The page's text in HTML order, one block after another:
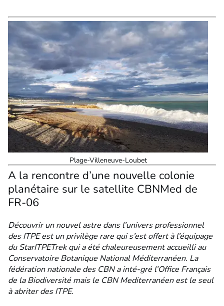
Plage-Villeneuve-Loubet
A la rencontre d’une nouvelle colonie
planétaire sur le satellite CBNMed de
FR-06
Découvrir un nouvel astre dans l’univers professionnel
des ITPE est un privilège rare qui s’est offert à l’équipage
du StarITPETrek qui a été chaleureusement accueilli au
Conservatoire Botanique National Méditerranéen. La
fédération nationale des CBN a inté-gré l’Office Français
de la Biodiversité mais le CBN Mediterranéen est le seul
à abriter des ITPE.